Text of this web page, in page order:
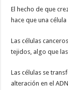
El hecho de que
hace que una
Las células
tejidos, algo que
Las células se
alteración en el